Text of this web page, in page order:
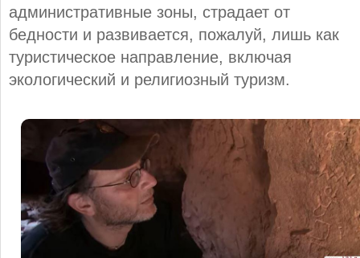
административные зоны, страдает от
бедности и развивается, пожалуй, лишь как
туристическое направление, включая
экологический и религиозный туризм.